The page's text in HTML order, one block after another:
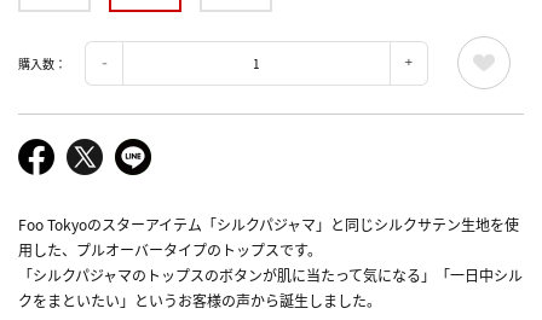
購入数：
Foo Tokyoのスターアイテム「シルクパジャマ」と同じシルクサテン生地を使
用した、プルオーバータイプのトップスです。
「シルクパジャマのトップスのボタンが肌に当たって気になる」「一日中シル
クをまといたい」というお客様の声から誕生しました。